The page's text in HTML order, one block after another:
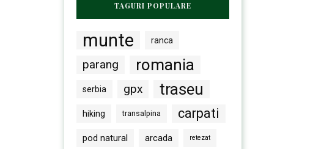
TAGURI POPULARE
munte ranca
parang romania
serbia gpx traseu
hiking transalpina carpati
pod natural arcada retezat